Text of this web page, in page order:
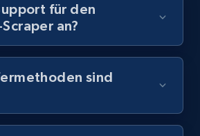
Youtuber md5, Video url,
Views, and more.
für den
an?
sind